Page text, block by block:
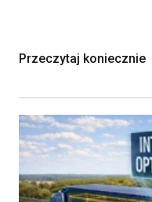
Przeczytaj koniecznie